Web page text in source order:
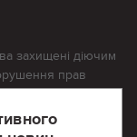
захищені діючим
прав
яке відтворення
редакції.
розміщених